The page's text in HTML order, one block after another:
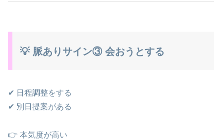
💡 脈ありサイン③ 会おうとする
✔ 日程調整をする
✔ 別日提案がある
👉 本気度が高い